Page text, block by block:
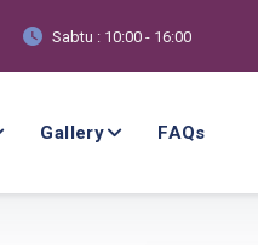
Sabtu : 10:00 - 16:00
Gallery FAQs